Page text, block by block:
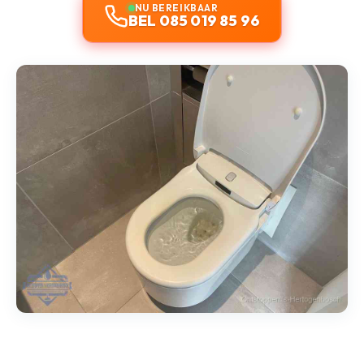
NU BEREIKBAAR
BEL 085 019 85 96